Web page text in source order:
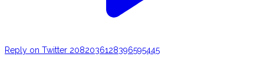
Reply on Twitter 2082036128396595445